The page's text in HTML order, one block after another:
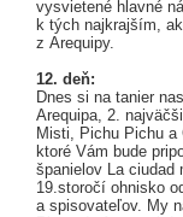
vysvietené hlavné
k tých najkrajším,
z Arequipy.
12. deň:
Dnes si na tanier
Arequipa, 2.
Misti, Pichu Pichu a
ktoré Vám bude
španielov La ciudad
19.storočí ohnisko
a spisovateľov. My